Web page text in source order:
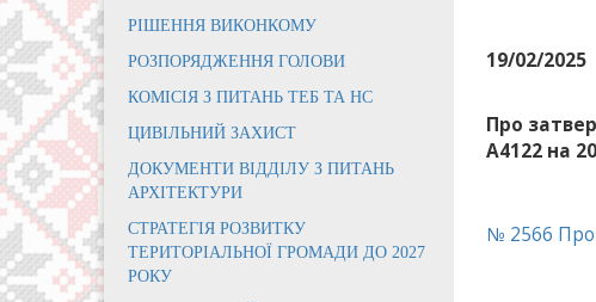
РІШЕННЯ ВИКОНКОМУ
РОЗПОРЯДЖЕННЯ ГОЛОВИ
КОМІСІЯ З ПИТАНЬ ТЕБ ТА НС
ЦИВІЛЬНИЙ ЗАХИСТ
ДОКУМЕНТИ ВІДДІЛУ З ПИТАНЬ
АРХІТЕКТУРИ
СТРАТЕГІЯ РОЗВИТКУ
ТЕРИТОРІАЛЬНОЇ ГРОМАДИ ДО 2027
РОКУ
19/02/2025
Про
А4122 на
№ 2566